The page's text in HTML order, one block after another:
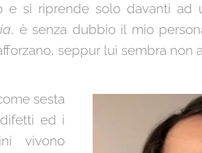
e si riprende solo davanti ad
, è senza dubbio il mio
seppur lui sembra non
sesta
ed i
vivono